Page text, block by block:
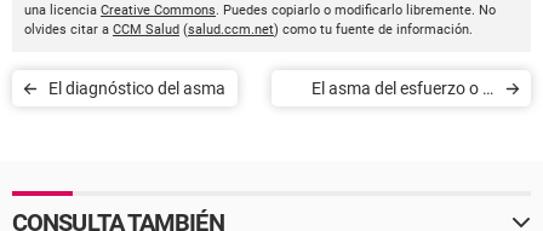
una licencia Creative Commons. Puedes copiarlo o modificarlo libremente. No
olvides citar a CCM Salud (salud.ccm.net) como tu fuente de información.
El diagnóstico del asma
El asma del esfuerzo o el
CONSULTA TAMBIÉN